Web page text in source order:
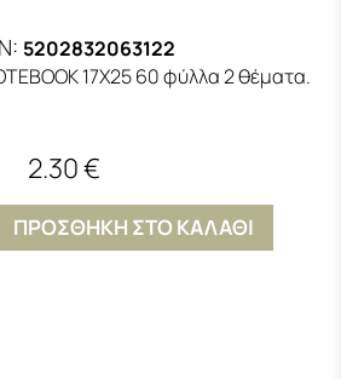
5202832063122
17X25 60 φύλλα 2 θέματα.
2.30 €
ΠΡΟΣΘΗΚΗ ΣΤΟ ΚΑΛΑΘΙ